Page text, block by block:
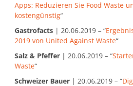
Apps: Reduzieren Sie Food Waste
kostengünstig“
Gastrofacts | 20.06.2019 – “
2019 von United Against Waste“
Salz & Pfeffer | 20.06.2019 – “
Waste“
Schweizer Bauer | 20.06.2019 – “